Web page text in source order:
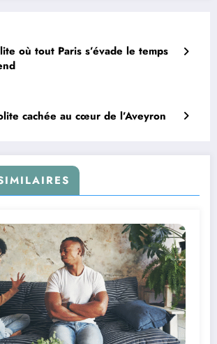
où tout Paris s’évade le temps
cachée au cœur de l’Aveyron